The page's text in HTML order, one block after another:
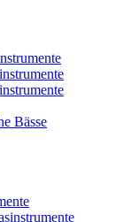
Bässe